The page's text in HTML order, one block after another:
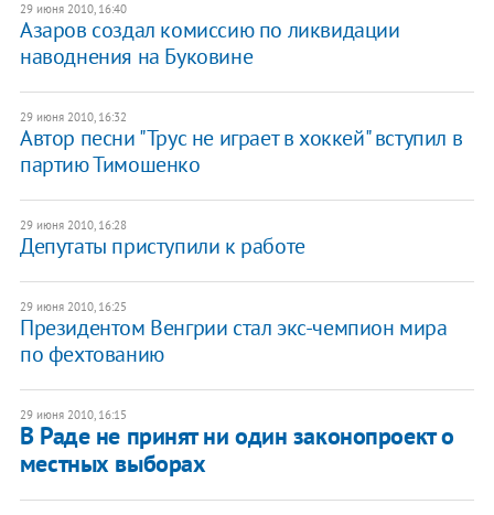
29 июня 2010, 16:40
Азаров создал комиссию по ликвидации
наводнения на Буковине
29 июня 2010, 16:32
Автор песни "Трус не играет в хоккей" вступил в
партию Тимошенко
29 июня 2010, 16:28
Депутаты приступили к работе
29 июня 2010, 16:25
Президентом Венгрии стал экс-чемпион мира
по фехтованию
29 июня 2010, 16:15
В Раде не принят ни один законопроект о
местных выборах